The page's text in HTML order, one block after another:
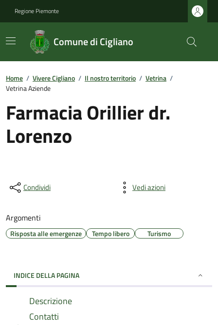
Regione Piemonte
Comune di Cigliano
Home / Vivere Cigliano / Il nostro territorio / Vetrina /
Vetrina Aziende
Farmacia Orillier dr.
Lorenzo
Condividi Vedi azioni
Argomenti
Risposta alle emergenze Tempo libero Turismo
INDICE DELLA PAGINA
Descrizione
Contatti